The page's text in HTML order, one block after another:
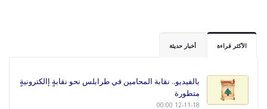
الأكثر قراءة أخبار حديثة
بالفيديو.. نقابة المحامين في طرابلس نحو نقابةٍ إالكترونيةٍ
متطورة
12-11-18 00:00